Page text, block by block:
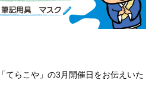
てらこや」の3月開催日をお伝えいた